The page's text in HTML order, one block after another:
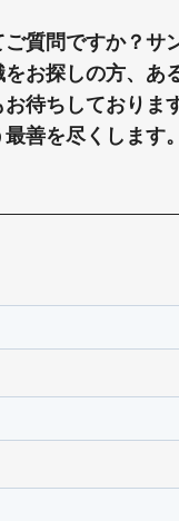
質問ですか？サ
お探しの方、あ
待ちしておりま
善を尽くします